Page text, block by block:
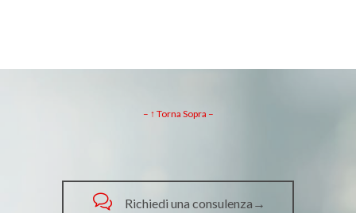
– ↑ Torna Sopra –
 Richiedi una consulenza→